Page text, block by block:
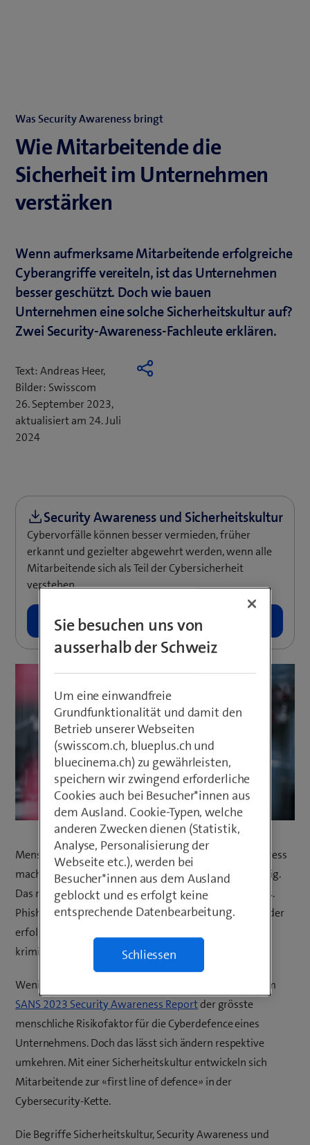
Was Security Awareness bringt
Wie Mitarbeitende die
Sicherheit im Unternehmen
verstärken
Wenn aufmerksame Mitarbeitende erfolgreiche
Cyberangriffe vereiteln, ist das Unternehmen
besser geschützt. Doch wie bauen
Unternehmen eine solche Sicherheitskultur auf?
Zwei Security-Awareness-Fachleute erklären.
Text: Andreas Heer,
Bilder: Swisscom
26. September 2023,
aktualisiert am 24. Juli
2024
Cybervorfälle können besser vermieden, früher
erkannt und gezielter abgewehrt werden, wenn alle
Mitarbeitende sich als Teil der Cybersicherheit
verstehen.
Menschen sind beeinflussbar. Und unter Druck und Stress
machen sie – wir alle – Fehler oder werden unvorsichtig.
Das nutzen Cyberkriminelle mit Social Engineering aus.
Phishing-Kampagnen oder CEO Fraud sind immer wieder
erfolgreich. Denn irgendjemand wird schon auf die
kriminellen Machenschaften hereinfallen.
Wenig überraschend ist Social Engineering gemäss dem
SANS 2023 Security Awareness Reportder grösste
menschliche Risikofaktor für die Cyberdefence eines
Unternehmens. Doch das lässt sich ändern respektive
umkehren. Mit einer Sicherheitskultur entwickeln sich
Mitarbeitende zur «first line of defence» in der
Cybersecurity-Kette.
Die Begriffe Sicherheitskultur, Security Awareness und
Sie besuchen uns von
ausserhalb der Schweiz
Um eine einwandfreie
Grundfunktionalität und damit den
Betrieb unserer Webseiten
(swisscom.ch, blueplus.ch und
bluecinema.ch) zu gewährleisten,
speichern wir zwingend erforderliche
Cookies auch bei Besucher*innen aus
dem Ausland. Cookie-Typen, welche
anderen Zwecken dienen (Statistik,
Analyse, Personalisierung der
Webseite etc.), werden bei
Besucher*innen aus dem Ausland
geblockt und es erfolgt keine
entsprechende Datenbearbeitung.
Schliessen